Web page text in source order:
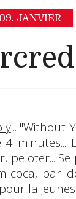
09. JANVIER
... "Without
minutes...
peloter...
coca, par
la